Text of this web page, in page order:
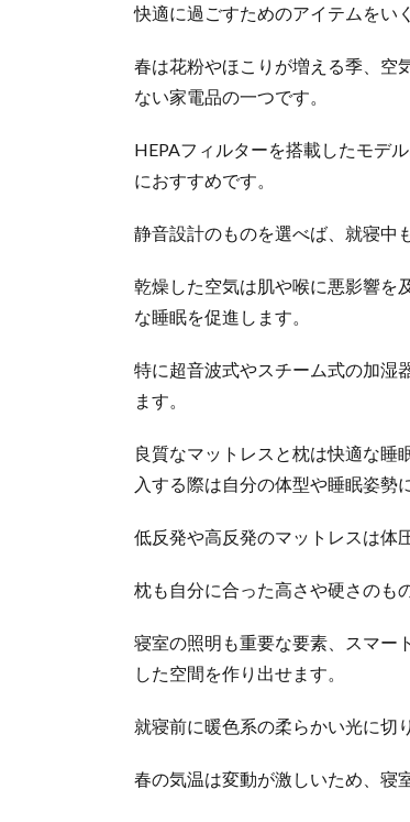
快適に過ごすためのアイテムをい
春は花粉やほこりが増える季、空
ない家電品の一つです。
HEPAフィルターを搭載したモデ
におすすめです。
静音設計のものを選べば、就寝中
乾燥した空気は肌や喉に悪影響を
な睡眠を促進します。
特に超音波式やスチーム式の加湿
ます。
良質なマットレスと枕は快適な睡
入する際は自分の体型や睡眠姿勢
低反発や高反発のマットレスは体
枕も自分に合った高さや硬さのも
寝室の照明も重要な要素、スマー
した空間を作り出せます。
就寝前に暖色系の柔らかい光に切
春の気温は変動が激しいため、寝